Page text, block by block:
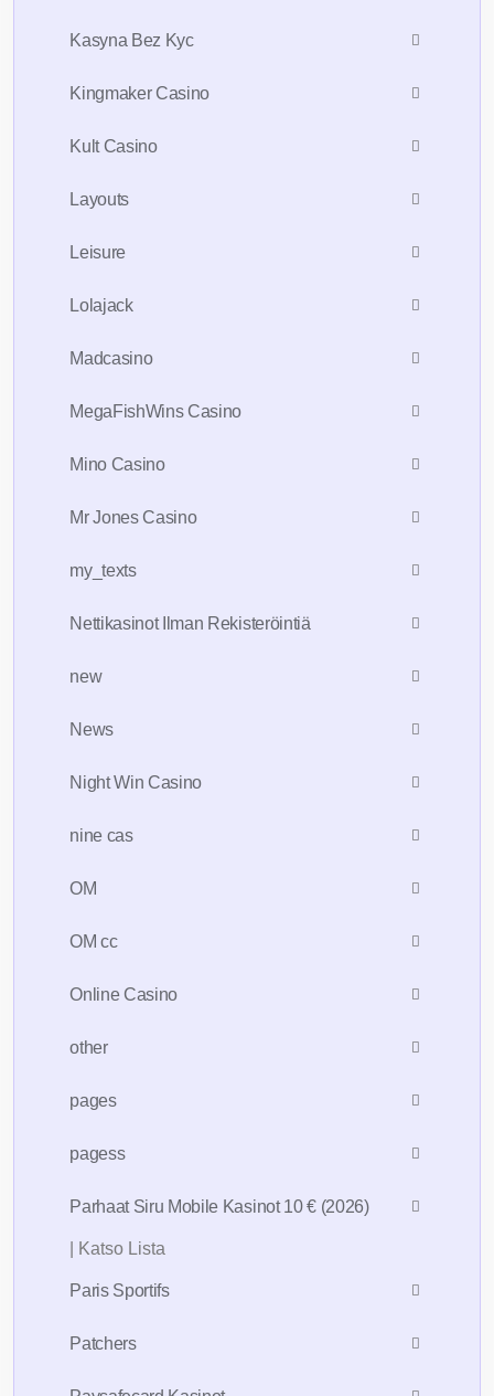
Kasyna Bez Kyc
Kingmaker Casino
Kult Casino
Layouts
Leisure
Lolajack
Madcasino
MegaFishWins Casino
Mino Casino
Mr Jones Casino
my_texts
Nettikasinot Ilman Rekisteröintiä
new
News
Night Win Casino
nine cas
OM
OM cc
Online Casino
other
pages
pagess
Parhaat Siru Mobile Kasinot 10 € (2026)
| Katso Lista
Paris Sportifs
Patchers